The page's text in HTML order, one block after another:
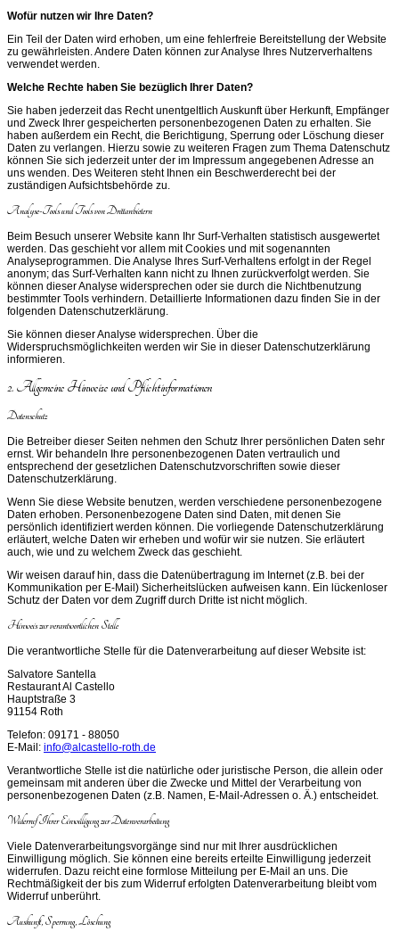
Wofür nutzen wir Ihre Daten?
Ein Teil der Daten wird erhoben, um eine fehlerfreie Bereitstellung der Website
zu gewährleisten. Andere Daten können zur Analyse Ihres Nutzerverhaltens
verwendet werden.
Welche Rechte haben Sie bezüglich Ihrer Daten?
Sie haben jederzeit das Recht unentgeltlich Auskunft über Herkunft, Empfänger
und Zweck Ihrer gespeicherten personenbezogenen Daten zu erhalten. Sie
haben außerdem ein Recht, die Berichtigung, Sperrung oder Löschung dieser
Daten zu verlangen. Hierzu sowie zu weiteren Fragen zum Thema Datenschutz
können Sie sich jederzeit unter der im Impressum angegebenen Adresse an
uns wenden. Des Weiteren steht Ihnen ein Beschwerderecht bei der
zuständigen Aufsichtsbehörde zu.
Analyse-Tools und Tools von Drittanbietern
Beim Besuch unserer Website kann Ihr Surf-Verhalten statistisch ausgewertet
werden. Das geschieht vor allem mit Cookies und mit sogenannten
Analyseprogrammen. Die Analyse Ihres Surf-Verhaltens erfolgt in der Regel
anonym; das Surf-Verhalten kann nicht zu Ihnen zurückverfolgt werden. Sie
können dieser Analyse widersprechen oder sie durch die Nichtbenutzung
bestimmter Tools verhindern. Detaillierte Informationen dazu finden Sie in der
folgenden Datenschutzerklärung.
Sie können dieser Analyse widersprechen. Über die
Widerspruchsmöglichkeiten werden wir Sie in dieser Datenschutzerklärung
informieren.
2. Allgemeine Hinweise und Pflichtinformationen
Datenschutz
Die Betreiber dieser Seiten nehmen den Schutz Ihrer persönlichen Daten sehr
ernst. Wir behandeln Ihre personenbezogenen Daten vertraulich und
entsprechend der gesetzlichen Datenschutzvorschriften sowie dieser
Datenschutzerklärung.
Wenn Sie diese Website benutzen, werden verschiedene personenbezogene
Daten erhoben. Personenbezogene Daten sind Daten, mit denen Sie
persönlich identifiziert werden können. Die vorliegende Datenschutzerklärung
erläutert, welche Daten wir erheben und wofür wir sie nutzen. Sie erläutert
auch, wie und zu welchem Zweck das geschieht.
Wir weisen darauf hin, dass die Datenübertragung im Internet (z.B. bei der
Kommunikation per E-Mail) Sicherheitslücken aufweisen kann. Ein lückenloser
Schutz der Daten vor dem Zugriff durch Dritte ist nicht möglich.
Hinweis zur verantwortlichen Stelle
Die verantwortliche Stelle für die Datenverarbeitung auf dieser Website ist:
Salvatore Santella
Restaurant Al Castello
Hauptstraße 3
91154 Roth
Telefon: 09171 - 88050
E-Mail: info@alcastello-roth.de
Verantwortliche Stelle ist die natürliche oder juristische Person, die allein oder
gemeinsam mit anderen über die Zwecke und Mittel der Verarbeitung von
personenbezogenen Daten (z.B. Namen, E-Mail-Adressen o. Ä.) entscheidet.
Widerruf Ihrer Einwilligung zur Datenverarbeitung
Viele Datenverarbeitungsvorgänge sind nur mit Ihrer ausdrücklichen
Einwilligung möglich. Sie können eine bereits erteilte Einwilligung jederzeit
widerrufen. Dazu reicht eine formlose Mitteilung per E-Mail an uns. Die
Rechtmäßigkeit der bis zum Widerruf erfolgten Datenverarbeitung bleibt vom
Widerruf unberührt.
Auskunft, Sperrung, Löschung